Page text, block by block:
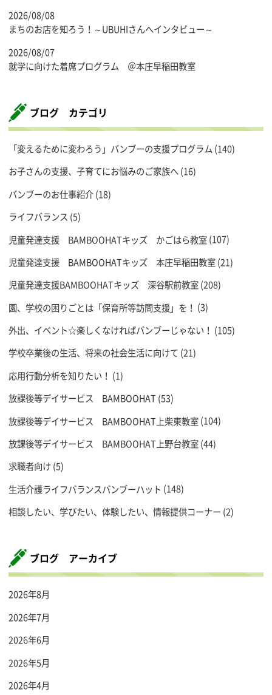
2026/08/08
まちのお店を知ろう！～UBUHIさんへインタビュー～
2026/08/07
就学に向けた着席プログラム ＠本庄早稲田教室
ブログ カテゴリ
「変えるために変わろう」バンブーの支援プログラム (140)
お子さんの支援、子育てにお悩みのご家族へ(16)
バンブーのお仕事紹介(18)
ライフバランス (5)
児童発達支援 BAMBOOHATキッズ かごはら教室(107)
児童発達支援 BAMBOOHATキッズ 本庄早稲田教室(21)
児童発達支援BAMBOOHATキッズ 深谷駅前教室(208)
園、学校の困りごとは「保育所等訪問支援」を！ (3)
外出、イベント☆楽しくなければバンブーじゃない！ (105)
学校卒業後の生活、将来の社会生活に向けて (21)
応用行動分析を知りたい！ (1)
放課後等デイサービス BAMBOOHAT(53)
放課後等デイサービス BAMBOOHAT上柴東教室(104)
放課後等デイサービス BAMBOOHAT上野台教室(44)
求職者向け(5)
生活介護ライフバランスバンブーハット (148)
相談したい、学びたい、体験したい、情報提供コーナー (2)
ブログ アーカイブ
2026年8月
2026年7月
2026年6月
2026年5月
2026年4月